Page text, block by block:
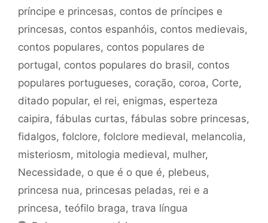
príncipe e princesas, contos de príncipes e
princesas, contos espanhóis, contos medievais,
contos populares, contos populares de
portugal, contos populares do brasil, contos
populares portugueses, coração, coroa, Corte,
ditado popular, el rei, enigmas, esperteza
caipira, fábulas curtas, fábulas sobre princesas,
fidalgos, folclore, folclore medieval, melancolia,
misteriosm, mitologia medieval, mulher,
Necessidade, o que é o que é, plebeus,
princesa nua, princesas peladas, rei e a
princesa, teófilo braga, trava língua